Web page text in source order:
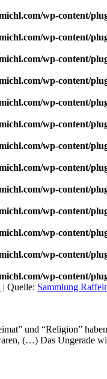
wp-content/
wp-content/
wp-content/
wp-content/
wp-content/
wp-content/
wp-content/
wp-content/
wp-content/
wp-content/
wp-content/
wp-content/
wp-content/
| Quelle: Sammlung
und “Religion”
(…) Das Ungerade